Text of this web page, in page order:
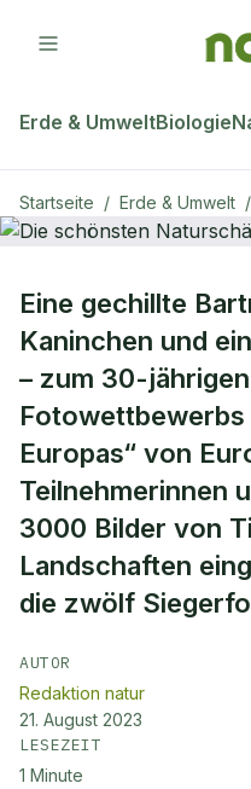
Erde & UmweltBiologie
Startseite / Erde & Umwelt /
Die schönsten
Europas
Eine gechillte
Kaninchen und
– zum 30-
Europas“ von
Teilnehmerinnen
3000 Bilder von
Landschaften
die zwölf
AUTOR
Redaktion natur
21. August 2023
LESEZEIT
1 Minute